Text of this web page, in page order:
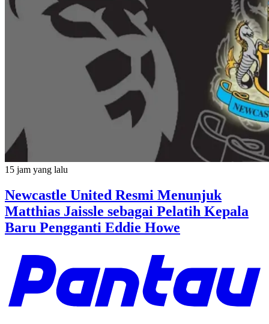
15 jam yang lalu
Newcastle United Resmi Menunjuk
Matthias Jaissle sebagai Pelatih Kepala
Baru Pengganti Eddie Howe